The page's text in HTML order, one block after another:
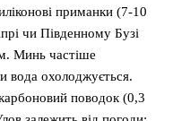
приманки (7-10
чи Південному Бузі
Минь частіше
вода охолоджується.
поводок (0,3